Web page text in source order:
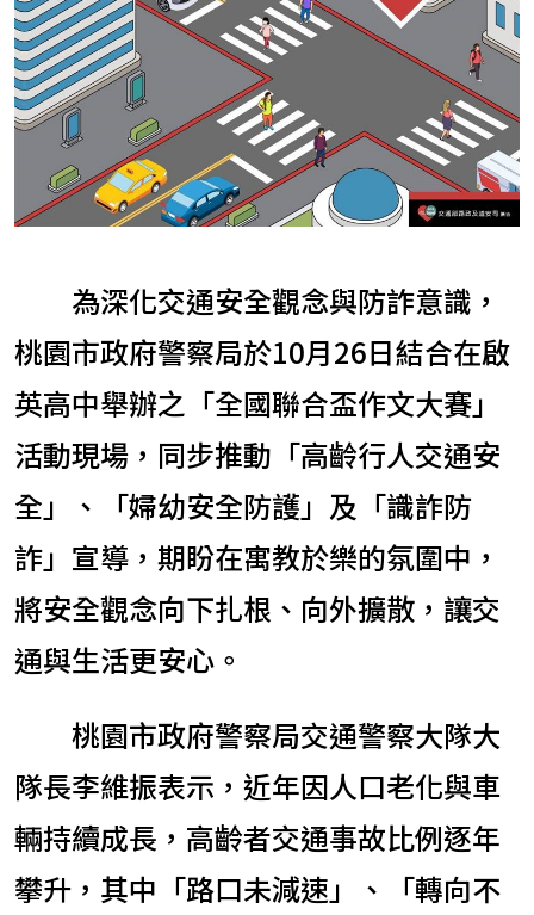
為深化交通安全觀念與防詐意識，
桃園市政府警察局於10月26日結合在啟
英高中舉辦之「全國聯合盃作文大賽」
活動現場，同步推動「高齡行人交通安
全」、「婦幼安全防護」及「識詐防
詐」宣導，期盼在寓教於樂的氛圍中，
將安全觀念向下扎根、向外擴散，讓交
通與生活更安心。
桃園市政府警察局交通警察大隊大
隊長李維振表示，近年因人口老化與車
輛持續成長，高齡者交通事故比例逐年
攀升，其中「路口未減速」、「轉向不